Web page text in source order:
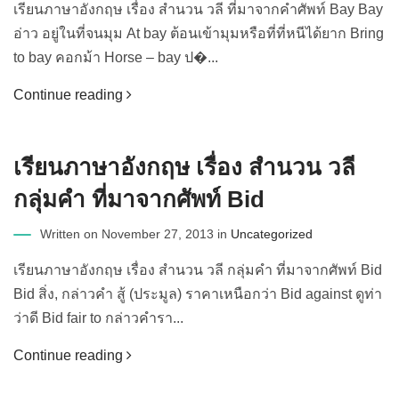
เรียนภาษาอังกฤษ เรื่อง สำนวน วลี ที่มาจากคำศัพท์ Bay Bay
อ่าว อยู่ในที่จนมุม At bay ต้อนเข้ามุมหรือที่ที่หนีได้ยาก Bring
to bay คอกม้า Horse – bay ป�...
Continue reading
เรียนภาษาอังกฤษ เรื่อง สำนวน วลี
กลุ่มคำ ที่มาจากศัพท์ Bid
Written on November 27, 2013 in Uncategorized
เรียนภาษาอังกฤษ เรื่อง สำนวน วลี กลุ่มคำ ที่มาจากศัพท์ Bid
Bid สิ่ง, กล่าวคำ สู้ (ประมูล) ราคาเหนือกว่า Bid against ดูท่า
ว่าดี Bid fair to กล่าวคำรา...
Continue reading